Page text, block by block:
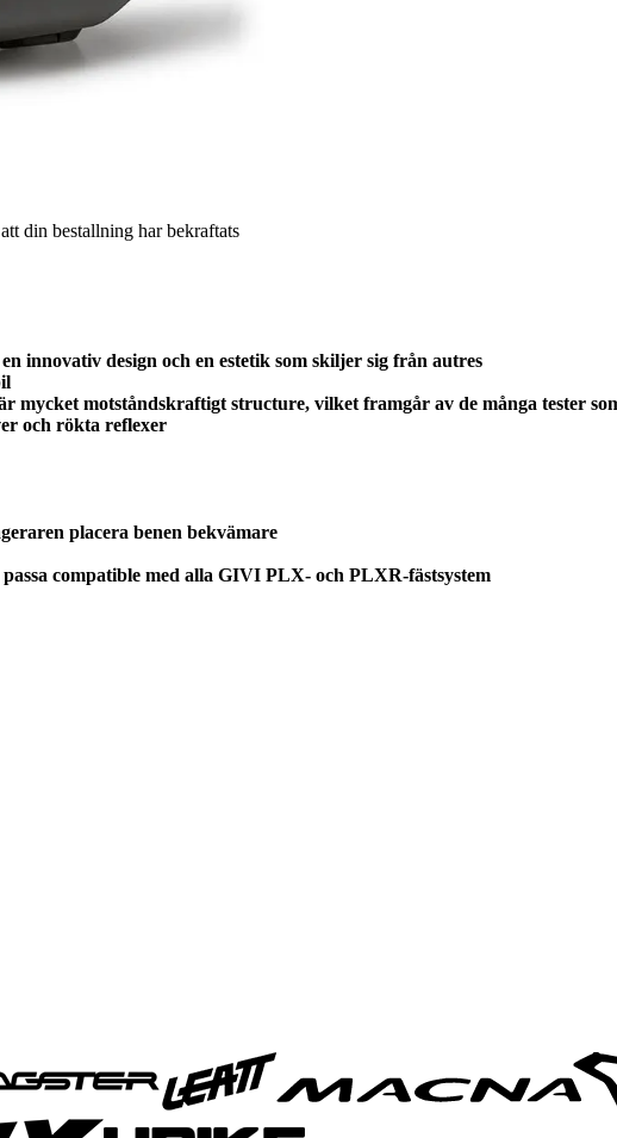
din bestallning har bekraftats
innovativ design och en estetik som skiljer sig från autres
mycket motståndskraftigt structure, vilket framgår av de många tester
och rökta reflexer
placera benen bekvämare
compatible med alla GIVI PLX- och PLXR-fästsystem